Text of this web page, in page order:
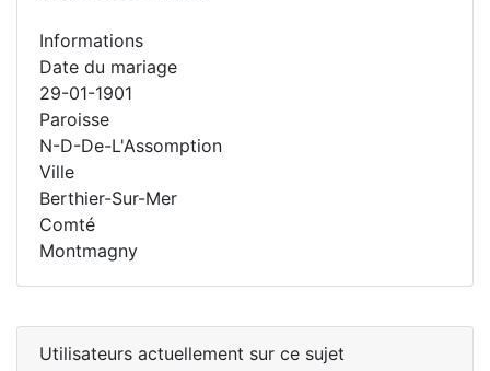
Informations
Date du mariage
29-01-1901
Paroisse
N-D-De-L'Assomption
Ville
Berthier-Sur-Mer
Comté
Montmagny
Utilisateurs actuellement sur ce sujet